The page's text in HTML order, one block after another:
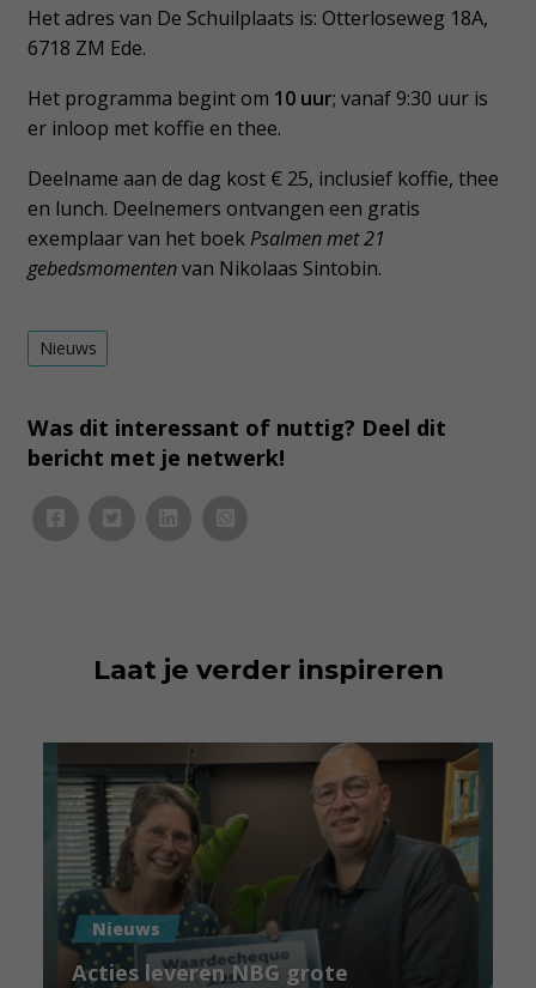
Het adres van De Schuilplaats is: Otterloseweg 18A,
6718 ZM Ede.
Het programma begint om 10 uur; vanaf 9:30 uur is
er inloop met koffie en thee.
Deelname aan de dag kost € 25, inclusief koffie, thee
en lunch. Deelnemers ontvangen een gratis
exemplaar van het boek Psalmen met 21
gebedsmomentenvan Nikolaas Sintobin.
Nieuws
Was dit interessant of nuttig? Deel dit
bericht met je netwerk!
Laat je verder inspireren
Nieuws
Acties leveren NBG grote